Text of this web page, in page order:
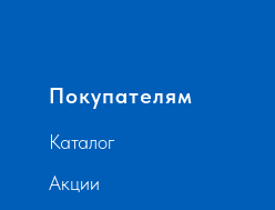
Покупателям
Каталог
Акции